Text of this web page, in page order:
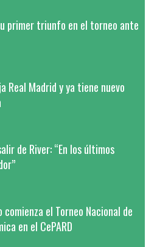
primer triunfo en el torneo ante
Real Madrid y ya tiene nuevo
de River: “En los últimos
el Torneo Nacional de
en el CePARD